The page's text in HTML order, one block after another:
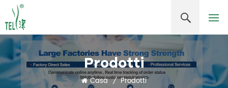
Prodotti
Casa / Prodotti